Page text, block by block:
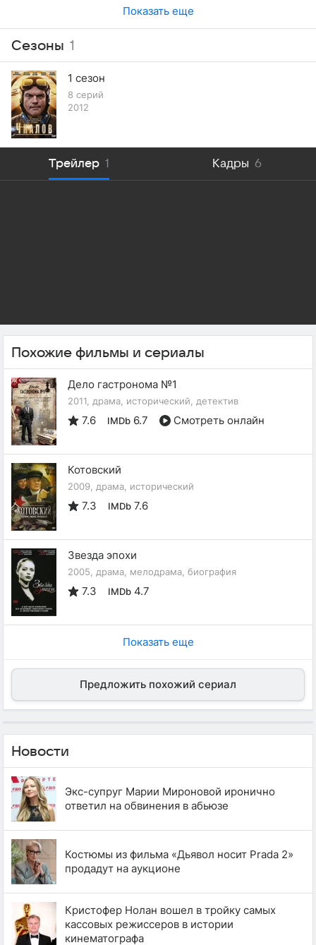
Показать еще
Сезоны 1
1 сезон
8 серий
2012
Трейлер 1 Кадры 6
Похожие фильмы и сериалы
Дело гастронома №1
2011, драма, исторический, детектив
7.6 IMDb 6.7 Смотреть онлайн
Котовский
2009, драма, исторический
7.3 IMDb 7.6
Звезда эпохи
2005, драма, мелодрама, биография
7.3 IMDb 4.7
Показать еще
Предложить похожий сериал
Новости
Экс-супруг Марии Мироновой иронично
ответил на обвинения в абьюзе
Костюмы из фильма «Дьявол носит Prada 2»
продадут на аукционе
Кристофер Нолан вошел в тройку самых
кассовых режиссеров в истории
кинематографа